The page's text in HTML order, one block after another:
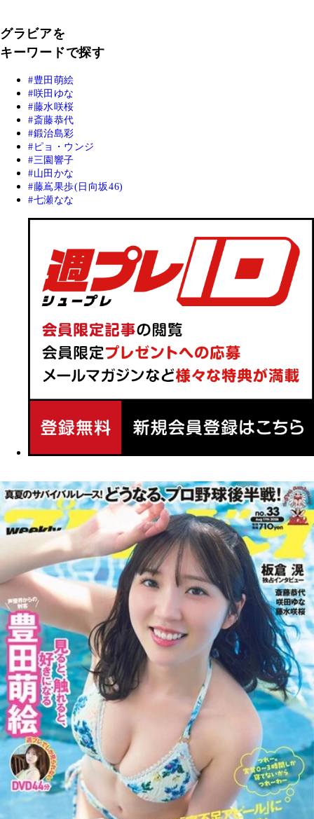
グラビアを
キーワードで探す
豊田萌絵
咲田ゆな
藤水咲桜
斎藤恭代
鍛治島彩
ピョ・ウンジ
三園響子
山田かな
藤嶌果歩(日向坂46)
七瀬なな